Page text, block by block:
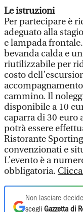
Le istruzioni
Per partecipare è
adeguato alla
e lampada
bevanda calda e
riutilizzabile per
costo
cammino. Il
disponibile a 10
caparra di 30 euro
potrà essere
Ristorante
convenzionati e
L’evento è a
obbligatoria.
Non lasciare
scegli Gazzetta di